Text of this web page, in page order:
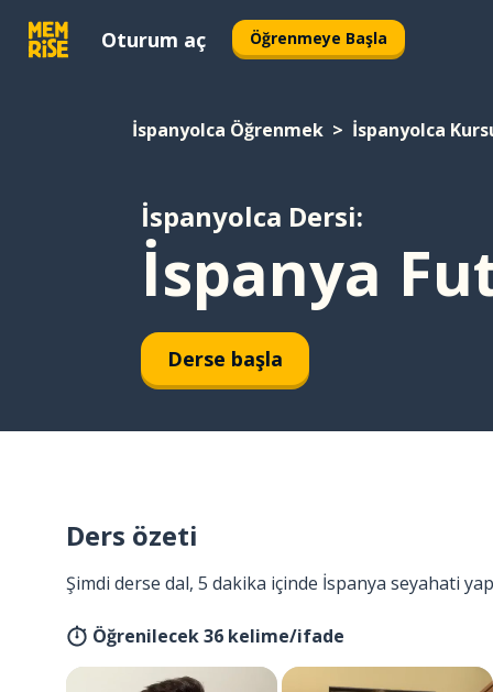
Oturum aç Öğrenmeye Başla
İspanyolca Öğrenmek İspanyolca
İspanyolca Dersi:
İspanya
Derse başla
Ders özeti
Şimdi derse dal, 5 dakika içinde İspanya seyahati
Öğrenilecek 36 kelime/ifade